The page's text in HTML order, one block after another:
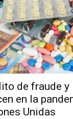
de fraude
en la
Unidas